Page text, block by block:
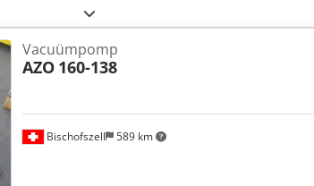
Bischofszell 589 km
Vacuümpomp
AZO 160-138